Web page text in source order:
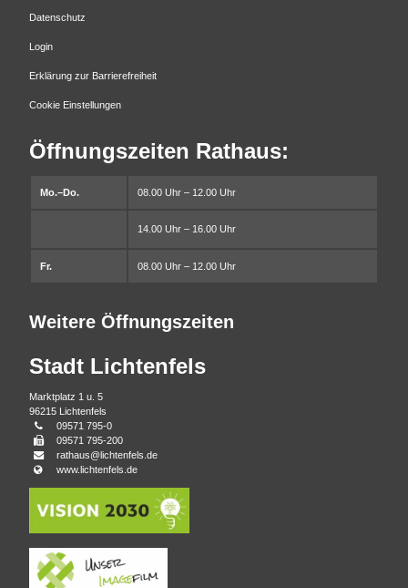
Datenschutz
Login
Erklärung zur Barrierefreiheit
Cookie Einstellungen
Öffnungszeiten Rathaus:
Mo.–Do. 08.00 Uhr – 12.00 Uhr
14.00 Uhr – 16.00 Uhr
Fr. 08.00 Uhr – 12.00 Uhr
Weitere Öffnungszeiten
Stadt Lichtenfels
Marktplatz 1 u. 5
96215 Lichtenfels
Telefonnummer
09571 795-0
Faxnummer
09571 795-200
E-
Mail
rathaus@lichtenfels.de
Webseite
www.lichtenfels.de